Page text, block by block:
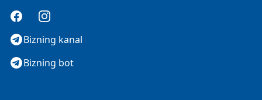
FacebookInstagram
Bizning kanal
Bizning bot